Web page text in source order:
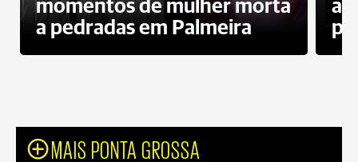
momentos de mulher morta
a pedradas em Palmeira
MAIS PONTA GROSSA